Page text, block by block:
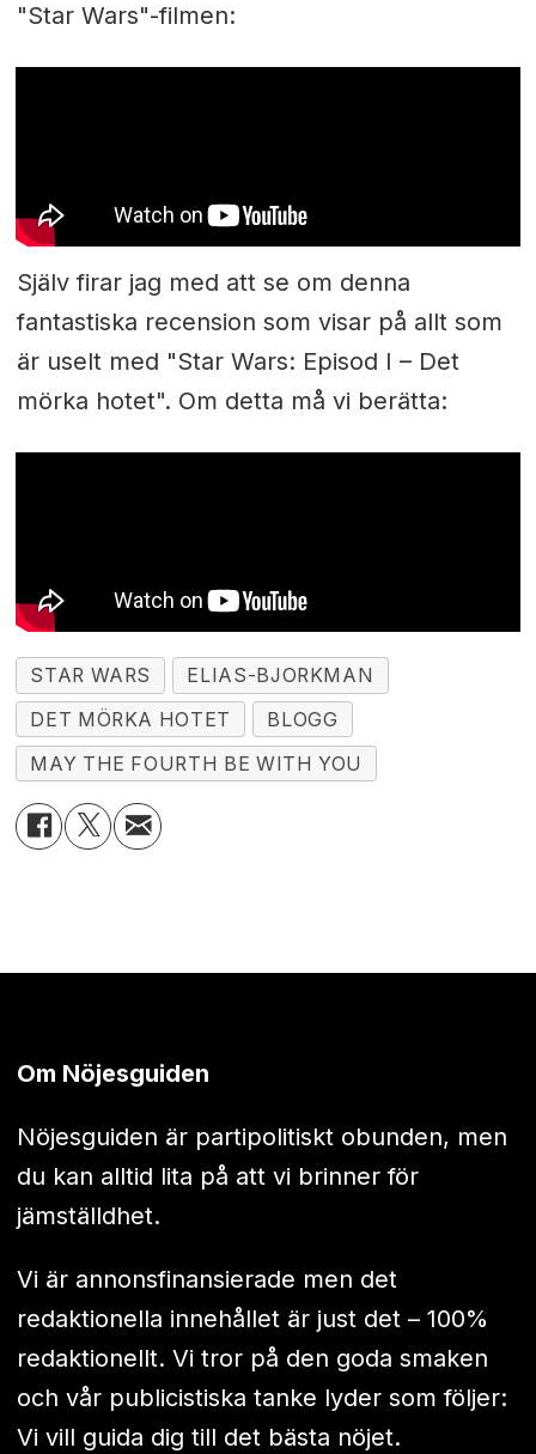
"Star Wars"-filmen:
Själv firar jag med att se om denna
fantastiska recension som visar på allt som
är uselt med "Star Wars: Episod I – Det
mörka hotet". Om detta må vi berätta:
STAR WARS
ELIAS-BJORKMAN
DET MÖRKA HOTET
BLOGG
MAY THE FOURTH BE WITH YOU
Om Nöjesguiden
Nöjesguiden är partipolitiskt obunden, men
du kan alltid lita på att vi brinner för
jämställdhet.
Vi är annonsfinansierade men det
redaktionella innehållet är just det – 100%
redaktionellt. Vi tror på den goda smaken
och vår publicistiska tanke lyder som följer:
Vi vill guida dig till det bästa nöjet.